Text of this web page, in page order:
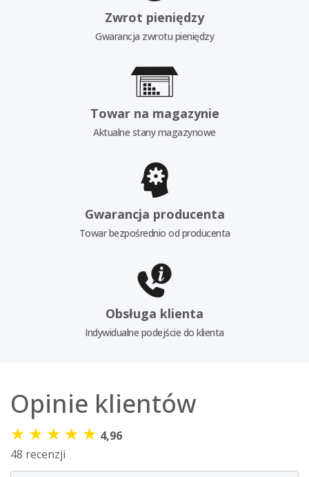
Zwrot pieniędzy
Gwarancja zwrotu pieniędzy
Towar na magazynie
Aktualne stany magazynowe
Gwarancja producenta
Towar bezpośrednio od producenta
Obsługa klienta
Indywidualne podejście do klienta
Opinie klientów
★ ★ ★ ★ ★ 4,96
48 recenzji